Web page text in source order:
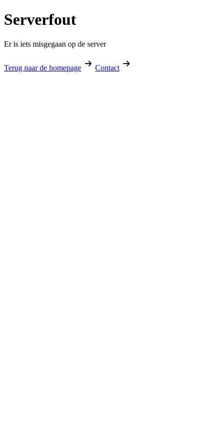
Serverfout
Er is iets misgegaan op de server
Terug naar de homepage Contact